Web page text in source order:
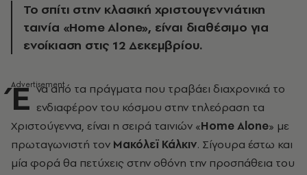
Το σπίτι στην κλασική χριστουγεννιάτικη
ταινία «Home Alone», είναι διαθέσιμο για
ενοίκιαση στις 12 Δεκεμβρίου.
Έ να από τα πράγματα που τραβάει διαχρονικά το
ενδιαφέρον του κόσμου στην τηλεόραση τα
Χριστούγεννα, είναι η σειρά ταινιών «Home Alone» με
πρωταγωνιστή τον Μακόλεϊ Κάλκιν. Σίγουρα έστω και
μία φορά θα πετύχεις στην οθόνη την προσπάθεια του